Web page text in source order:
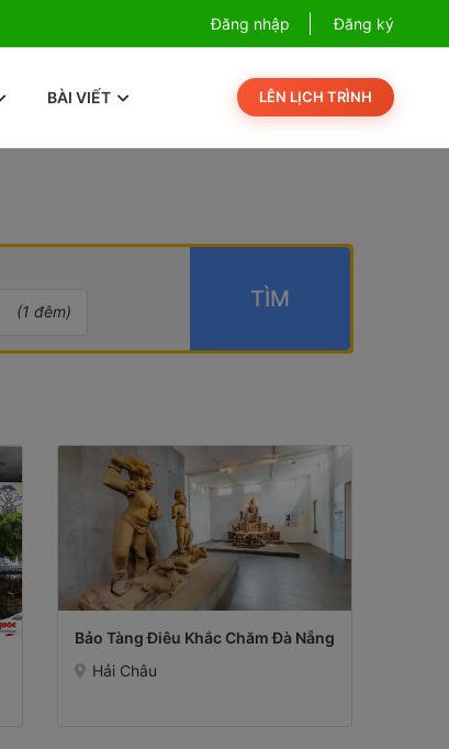
Combo Phú Quốc Giá Cực SốcĐăng nhập Đăng ký
BÀI VIẾT LÊN LỊCH TRÌNH
(1 đêm) TÌM
Bảo Tàng Điêu Khắc Chăm Đà Nẵng
Hải Châu